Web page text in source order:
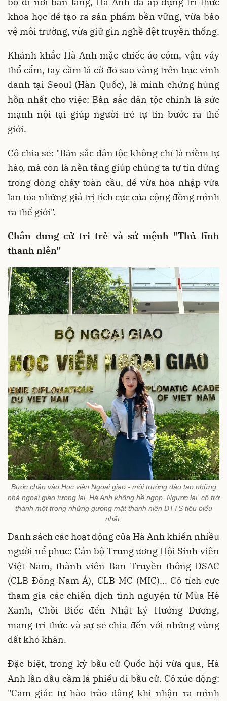
khoa học để tạo ra sản phẩm bền vững, vừa bảo
vệ môi trường, vừa giữ gìn nghề dệt truyền thống.
Khảnh khắc Hà Anh mặc chiếc áo cóm, vận váy
thổ cẩm, tay cầm lá cờ đỏ sao vàng trên bục vinh
danh tại Seoul (Hàn Quốc), là minh chứng hùng
hồn nhất cho việc: Bản sắc dân tộc chính là sức
mạnh nội tại giúp người trẻ tự tin bước ra thế
giới.
Cô chia sẻ: "Bản sắc dân tộc không chỉ là niềm tự
hào, mà còn là nền tảng giúp chúng ta tự tin đứng
trong dòng chảy toàn cầu, để vừa hòa nhập vừa
lan tỏa những giá trị tích cực của cộng đồng mình
ra thế giới".
Chân dung cử tri trẻ và sứ mệnh "Thủ lĩnh
thanh niên"
Bước chân vào Học viện Ngoại giao - môi trường đào tạo những
nhà ngoại giao tương lai, Hà Anh không hề ngợp. Ngược lại, cô trở
thành một trong những gương mặt thanh niên DTTS tiêu biểu
nhất.
Danh sách các hoạt động của Hà Anh khiến nhiều
người nể phục: Cán bộ Trung ương Hội Sinh viên
Việt Nam, thành viên Ban Truyền thông DSAC
(CLB Đông Nam Á), CLB MC (MIC)... Cô tích cực
tham gia các chiến dịch tình nguyện từ Mùa Hè
Xanh, Chồi Biếc đến Nhật ký Hướng Dương,
mang tri thức và sự sẻ chia đến với những vùng
đất khó khăn.
Đặc biệt, trong kỳ bầu cử Quốc hội vừa qua, Hà
Anh lần đầu cầm lá phiếu đi bầu cử. Cô xúc động:
"Cảm giác tự hào trào dâng khi nhận ra mình